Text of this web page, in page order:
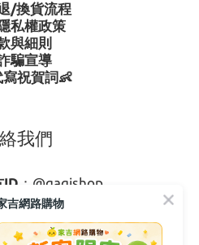
/換貨流程
私權政策
與細則
騙宣導
寫祝賀詞👶
我們
ID ： @gagishop
0800-273795
至週五08:30-17:30
吉網路購物